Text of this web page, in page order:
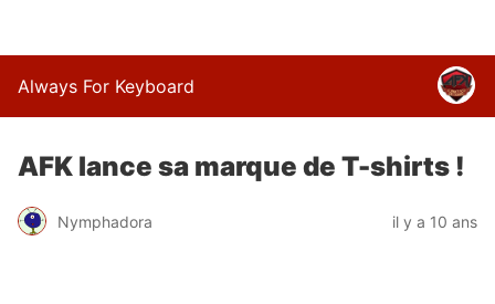
Always For Keyboard
AFK lance sa marque de T-shirts !
Nymphadora il y a 10 ans